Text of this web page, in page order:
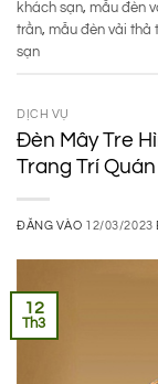
khách sạn, mẫu đèn
trần, mẫu đèn vải thả
sạn
DỊCH VỤ
Đèn Mây Tre
Trang Trí
ĐĂNG VÀO 12/03/2023
12
Th3